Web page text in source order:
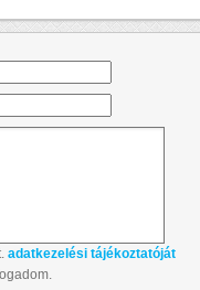
adatkezelési tájékoztatóját